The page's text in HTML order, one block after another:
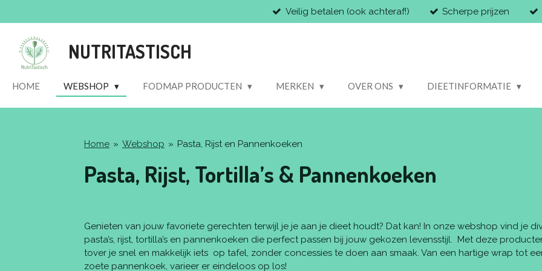
direct
naar
hoofdinhoud
Veilig betalen (ook achteraf!) Scherpe prijzen
NUTRITASTISCH
HOME WEBSHOP FODMAP PRODUCTEN MERKEN OVER ONS DIEETINFORMATIE
Home » Webshop » Pasta, Rijst en Pannenkoeken
Pasta, Rijst, Tortilla’s & Pannenkoeken
Genieten van jouw favoriete gerechten terwijl je je aan je dieet houdt? Dat kan! In onze webshop vind je
pasta’s, rijst, tortilla’s en pannenkoeken die perfect passen bij jouw gekozen levensstijl. Met deze
tover je snel en makkelijk iets op tafel, zonder concessies te doen aan smaak. Van een hartige wrap tot
zoete pannenkoek, varieer er eindeloos op los!